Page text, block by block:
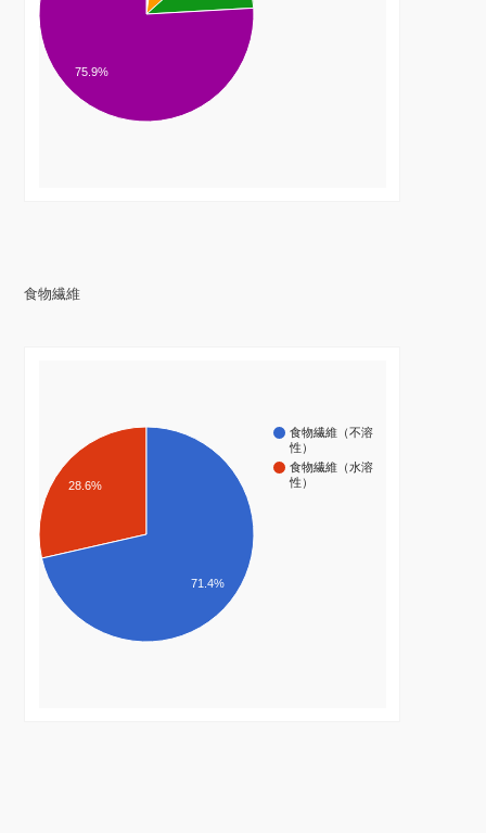
75.9%
食物繊維
食物繊維（不溶
性）
食物繊維（水溶
性）
28.6%
71.4%